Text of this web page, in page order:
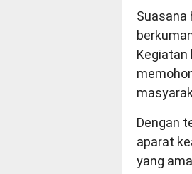
Suasana
Kegiatan
Dengan
aparat
yang